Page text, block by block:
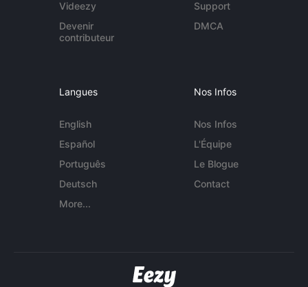
Videezy
Devenir
contributeur
Support
DMCA
Langues
English
Español
Português
Deutsch
More...
Nos Infos
Nos Infos
L'Équipe
Le Blogue
Contact